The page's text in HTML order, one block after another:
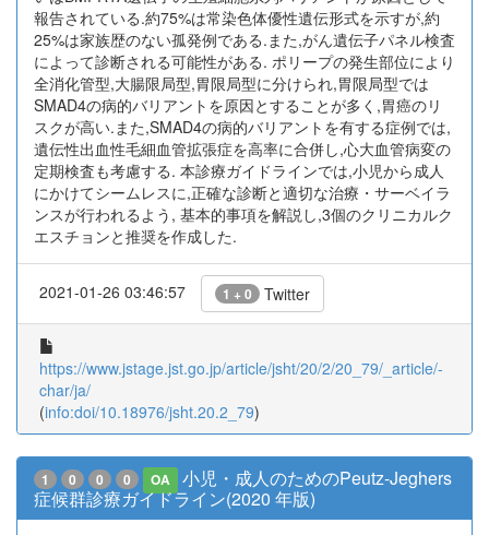
報告されている.約75%は常染色体優性遺伝形式を示すが,約
25%は家族歴のない孤発例である.また,がん遺伝子パネル検査
によって診断される可能性がある. ポリープの発生部位により
全消化管型,大腸限局型,胃限局型に分けられ,胃限局型では
SMAD4の病的バリアントを原因とすることが多く,胃癌のリ
スクが高い.また,SMAD4の病的バリアントを有する症例では,
遺伝性出血性毛細血管拡張症を高率に合併し,心大血管病変の
定期検査も考慮する. 本診療ガイドラインでは,小児から成人
にかけてシームレスに,正確な診断と適切な治療・サーベイラ
ンスが行われるよう, 基本的事項を解説し,3個のクリニカルク
エスチョンと推奨を作成した.
2021-01-26 03:46:57 1 + 0 Twitter
https://www.jstage.jst.go.jp/article/jsht/20/2/20_79/_article/-
char/ja/
(info:doi/10.18976/jsht.20.2_79)
1 0 0 0 OA
小児・成人のためのPeutz-Jeghers
症候群診療ガイドライン(2020 年版)